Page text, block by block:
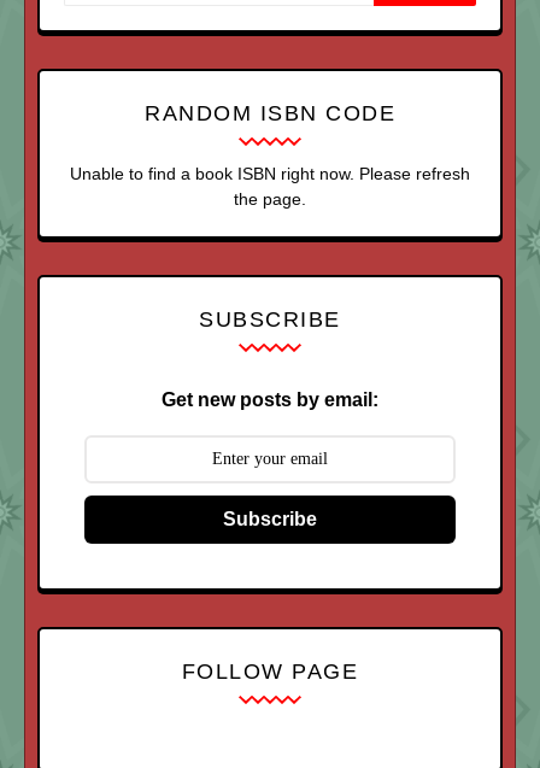
RANDOM ISBN CODE
Unable to find a book ISBN right now. Please refresh
the page.
SUBSCRIBE
Get new posts by email:
Subscribe
FOLLOW PAGE